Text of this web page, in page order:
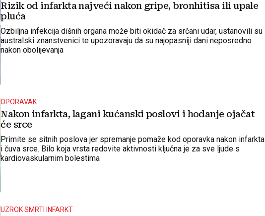
Rizik od infarkta najveći nakon gripe, bronhitisa ili upale
pluća
Ozbiljna infekcija dišnih organa može biti okidač za srčani udar, ustanovili su
australski znanstvenici te upozoravaju da su najopasniji dani neposredno
nakon obolijevanja
OPORAVAK
Nakon infarkta, lagani kućanski poslovi i hodanje ojačat
će srce
Primite se sitnih poslova jer spremanje pomaže kod oporavka nakon infarkta
i čuva srce. Bilo koja vrsta redovite aktivnosti ključna je za sve ljude s
kardiovaskularnim bolestima
UZROK SMRTI INFARKT